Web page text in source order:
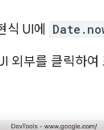
식 UI에
외부를 클릭하여